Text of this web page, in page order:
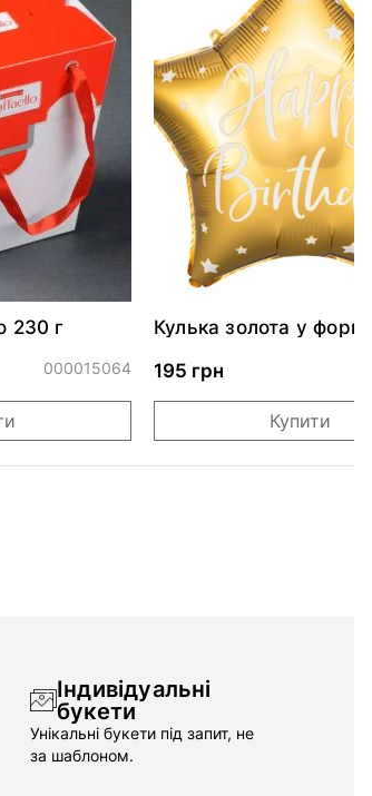
230 г
000015064
Кулька золота у формі
195 грн
Купити
Індивідуальні
букети
Унікальні букети під запит, не
за шаблоном.